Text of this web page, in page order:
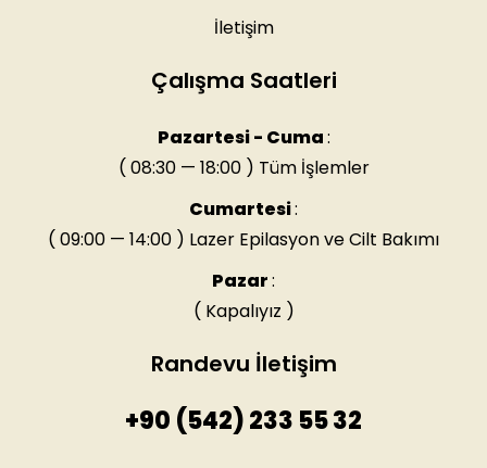
İletişim
Çalışma Saatleri
Pazartesi - Cuma:
( 08:30 — 18:00 ) Tüm İşlemler
Cumartesi:
( 09:00 — 14:00 ) Lazer Epilasyon ve Cilt Bakımı
Pazar:
( Kapalıyız )
Randevu İletişim
+90 (542) 233 55 32